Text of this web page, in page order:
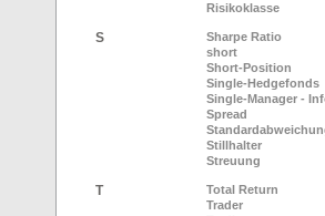
Risikoklasse
S
Sharpe Ratio
short
Short-Position
Single-Hedgefonds
Single-Manager -
Spread
Stillhalter
Streuung
T
Total Return
Trader